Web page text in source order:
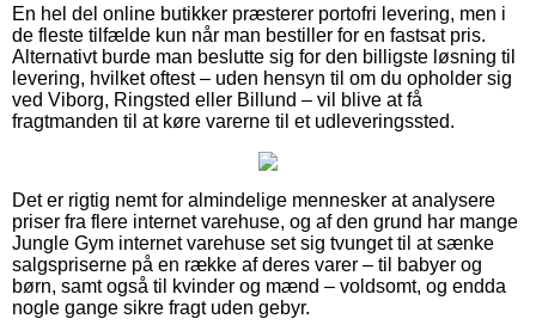
En hel del online butikker præsterer portofri levering, men i
de fleste tilfælde kun når man bestiller for en fastsat pris.
Alternativt burde man beslutte sig for den billigste løsning til
levering, hvilket oftest – uden hensyn til om du opholder sig
ved Viborg, Ringsted eller Billund – vil blive at få
fragtmanden til at køre varerne til et udleveringssted.
Det er rigtig nemt for almindelige mennesker at analysere
priser fra flere internet varehuse, og af den grund har mange
Jungle Gym internet varehuse set sig tvunget til at sænke
salgspriserne på en række af deres varer – til babyer og
børn, samt også til kvinder og mænd – voldsomt, og endda
nogle gange sikre fragt uden gebyr.